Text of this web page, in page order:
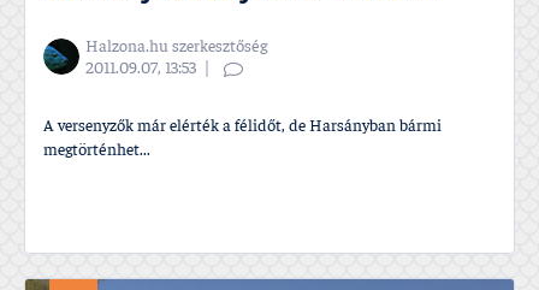
Halzona.hu szerkesztőség
2011.09.07, 13:53
A versenyzők már elérték a félidőt, de Harsányban bármi
megtörténhet...